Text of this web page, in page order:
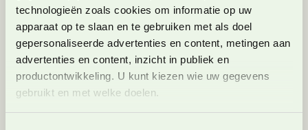
technologieën zoals cookies om informatie op uw
apparaat op te slaan en te gebruiken met als doel
gepersonaliseerde advertenties en content, metingen aan
advertenties en content, inzicht in publiek en
productontwikkeling. U kunt kiezen wie uw gegevens
gebruikt en met welke doelen.